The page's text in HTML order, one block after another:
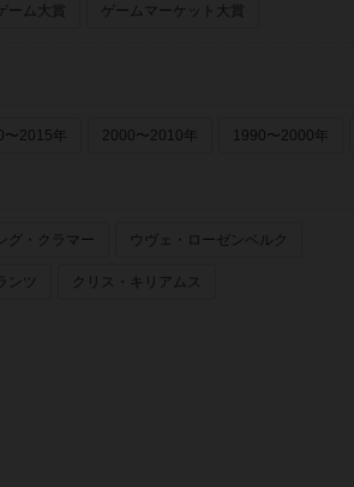
ーム大賞 ゲームマーケット大賞
〜2015年 2000〜2010年 1990〜2000年
グ・クラマー ウヴェ・ローゼンベルク
ンツ クリス・キリアムス